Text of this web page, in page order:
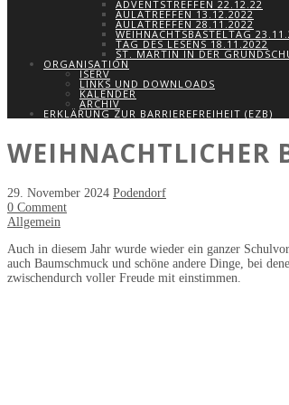
ADVENTSTREFFEN 22.12.22
AULATREFFEN 13.12.2022
AULATREFFEN 28.11.2022
WEIHNACHTSBASTELTAG
TAG DES LESENS 18.11.2022
ST. MARTIN IN DER
ORGANISATION
ISERV
LINKS UND DOWNLOADS
KALENDER
ARCHIV
ERKLÄRUNG ZUR BARRIEREFREIHEIT (EZB)
WEIHNACHTLICHER
29. November 2024 Podendorf
0 Comment
Allgemein
Auch in diesem Jahr wurde wieder ein ganzer
auch Baumschmuck und schöne andere Dinge, bei
zwischendurch voller Freude mit einstimmen.